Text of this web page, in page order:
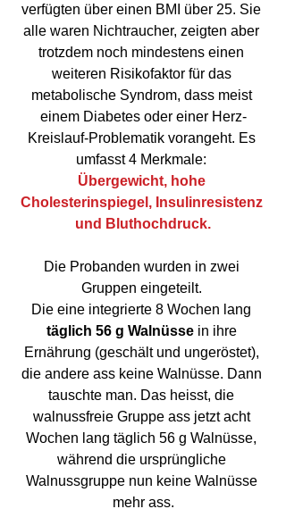
verfügten über einen BMI über 25. Sie
alle waren Nichtraucher, zeigten aber
trotzdem noch mindestens einen
weiteren Risikofaktor für das
metabolische Syndrom, dass meist
einem Diabetes oder einer Herz-
Kreislauf-Problematik vorangeht. Es
umfasst 4 Merkmale:
Übergewicht, hohe
Cholesterinspiegel, Insulinresistenz
und Bluthochdruck.
Die Probanden wurden in zwei
Gruppen eingeteilt.
Die eine integrierte 8 Wochen lang
täglich 56 g Walnüsse in ihre
Ernährung (geschält und ungeröstet),
die andere ass keine Walnüsse. Dann
tauschte man. Das heisst, die
walnussfreie Gruppe ass jetzt acht
Wochen lang täglich 56 g Walnüsse,
während die ursprüngliche
Walnussgruppe nun keine Walnüsse
mehr ass.